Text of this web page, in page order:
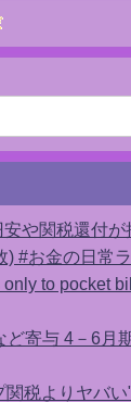
や関税還付が
) #お金の日常
to pocket
ど寄与 4－6月
関税よりヤバ